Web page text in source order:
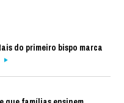
do primeiro bispo marca